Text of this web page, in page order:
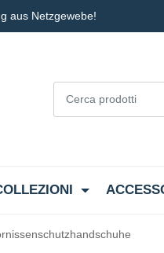
aus Netzgewebe!